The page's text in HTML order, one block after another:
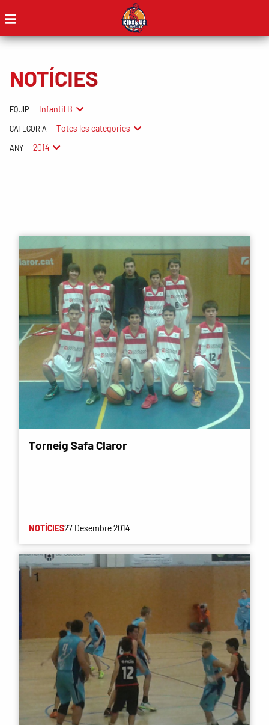
NOTÍCIES
EQUIP Infantil B
CATEGORIA Totes les categories
ANY 2014
Torneig Safa Claror
NOTÍCIES27 Desembre 2014